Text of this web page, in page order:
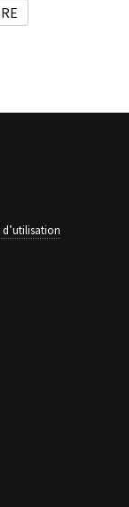
d’utilisation